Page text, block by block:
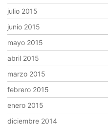
julio 2015
junio 2015
mayo 2015
abril 2015
marzo 2015
febrero 2015
enero 2015
diciembre 2014